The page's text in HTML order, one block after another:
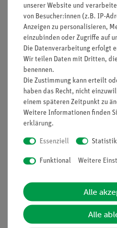
Beschreibung
18 Versuchsbeschreibungen
der Hafttafel.
Themenfelder
Mechanische
Mechanik der Gase
Ausstattung
unserer Website und
von Besucher:innen (z.B. IP-
Anzeigen zu personalisieren,
einzubinden oder Zugriffe auf
Die Datenverarbeitung erfolgt
Wir teilen Daten mit Dritten,
benennen.
Die Zustimmung kann erteilt
haben das Recht, nicht
einem späteren Zeitpunkt zu
Weitere Informationen finden
erklärung.
Essenziell Statistik
Funktional Weitere
Alle
Alle